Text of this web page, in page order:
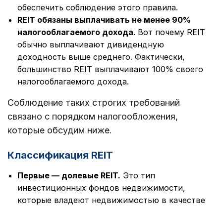
обеспечить соблюдение этого правила.
REIT обязаны выплачивать не менее 90%
налогооблагаемого дохода. Вот почему REIT
обычно выплачивают дивидендную
доходность выше среднего. Фактически,
большинство REIT выплачивают 100% своего
налогооблагаемого дохода.
Соблюдение таких строгих требований
связано с порядком налогообложения,
которые обсудим ниже.
Классификация REIT
Первые — долевые REIT. Это тип
инвестиционных фондов недвижимости,
которые владеют недвижимостью в качестве